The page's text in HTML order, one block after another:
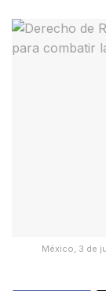
México, 3 de